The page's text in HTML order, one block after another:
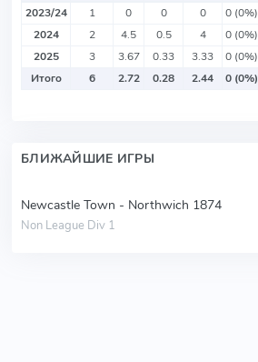
2023/24
1 0 0 0 0 (0%)
2024
2 4.5 0.5 4 0 (0%)
2025
3 3.67 0.33 3.33 0 (0%)
Итого
6 2.72 0.28 2.44 0 (0%)
БЛИЖАЙШИЕ ИГРЫ
Newcastle Town - Northwich 1874
Non League Div 1